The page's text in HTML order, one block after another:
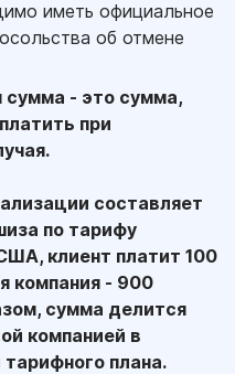
иметь официальное
об отмене
сумма - это сумма,
при
составляет
по тарифу
клиент платит 100
компания - 900
сумма делится
компанией в
плана.